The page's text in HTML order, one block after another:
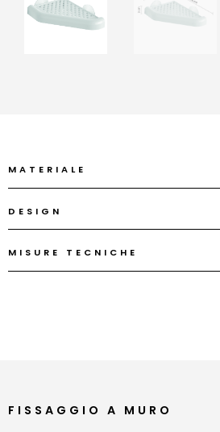
MATERIALE
DESIGN
MISURE TECNICHE
FISSAGGIO A MURO